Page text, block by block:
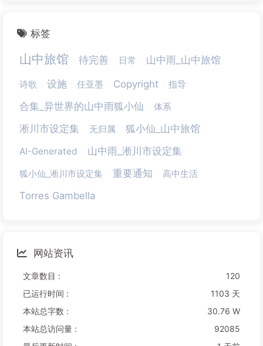
标签
山中旅馆 待完善 日常 山中雨_山中旅馆
诗歌 设施 任亚墨 Copyright 指导
合集_异世界的山中雨狐小仙 体系
淅川市设定集 无归属 狐小仙_山中旅馆
AI-Generated 山中雨_淅川市设定集
狐小仙_淅川市设定集 重要通知 高中生活
Torres Gambella
网站资讯
文章数目 :
120
已运行时间 :
1103 天
本站总字数 :
30.76 W
本站总访问量 :
92085